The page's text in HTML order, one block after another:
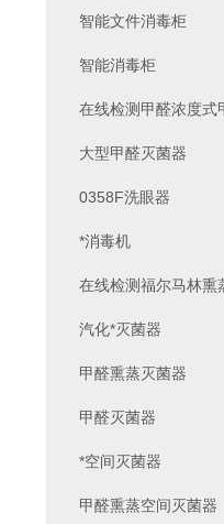
智能文件消毒柜
智能消毒柜
在线检测甲醛浓度式
大型甲醛灭菌器
0358F洗眼器
*消毒机
在线检测福尔马林熏
汽化*灭菌器
甲醛熏蒸灭菌器
甲醛灭菌器
*空间灭菌器
甲醛熏蒸空间灭菌器